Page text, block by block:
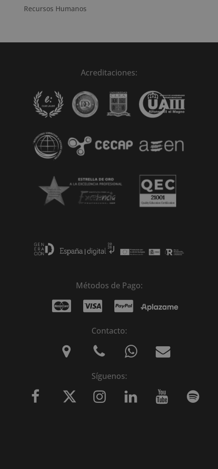
Recursos Humanos
Acreditaciones:
Métodos de Pago:
Contacto:
Síguenos: